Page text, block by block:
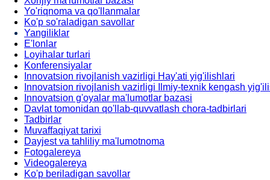
Yo'riqnoma va qo'llanmalar
Ko'p so'raladigan savollar
Yangiliklar
E'lonlar
Loyihalar turlari
Konferensiyalar
Innovatsion rivojlanish vazirligi Hay'ati yig'ilishlari
Innovatsion rivojlanish vazirligi Ilmiy-texnik kengash
Innovatsion g'oyalar ma'lumotlar bazasi
Davlat tomonidan qo'llab-quvvatlash chora-tadbirlari
Tadbirlar
Muvaffaqiyat tarixi
Dayjest va tahliliy ma'lumotnoma
Fotogalereya
Videogalereya
Ko'p beriladigan savollar